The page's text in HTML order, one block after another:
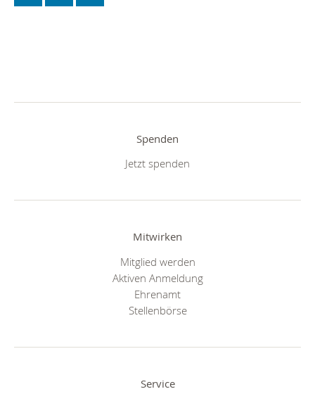
Spenden
Jetzt spenden
Mitwirken
Mitglied werden
Aktiven Anmeldung
Ehrenamt
Stellenbörse
Service